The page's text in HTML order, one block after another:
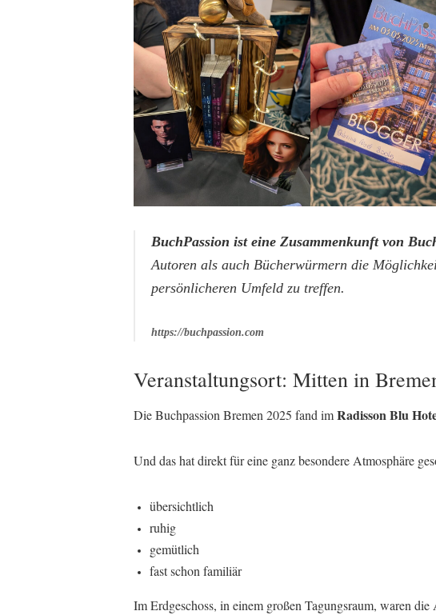
BuchPassion ist eine Zusammenkunft von
Autoren als auch Bücherwürmern die
persönlicheren Umfeld zu treffen.
https://buchpassion.com
Veranstaltungsort: Mitten in
Die Buchpassion Bremen 2025 fand imRadisson Blu
Und das hat direkt für eine ganz besondere Atmosphäre
übersichtlich
ruhig
gemütlich
fast schon familiär
Im Erdgeschoss, in einem großen Tagungsraum, waren